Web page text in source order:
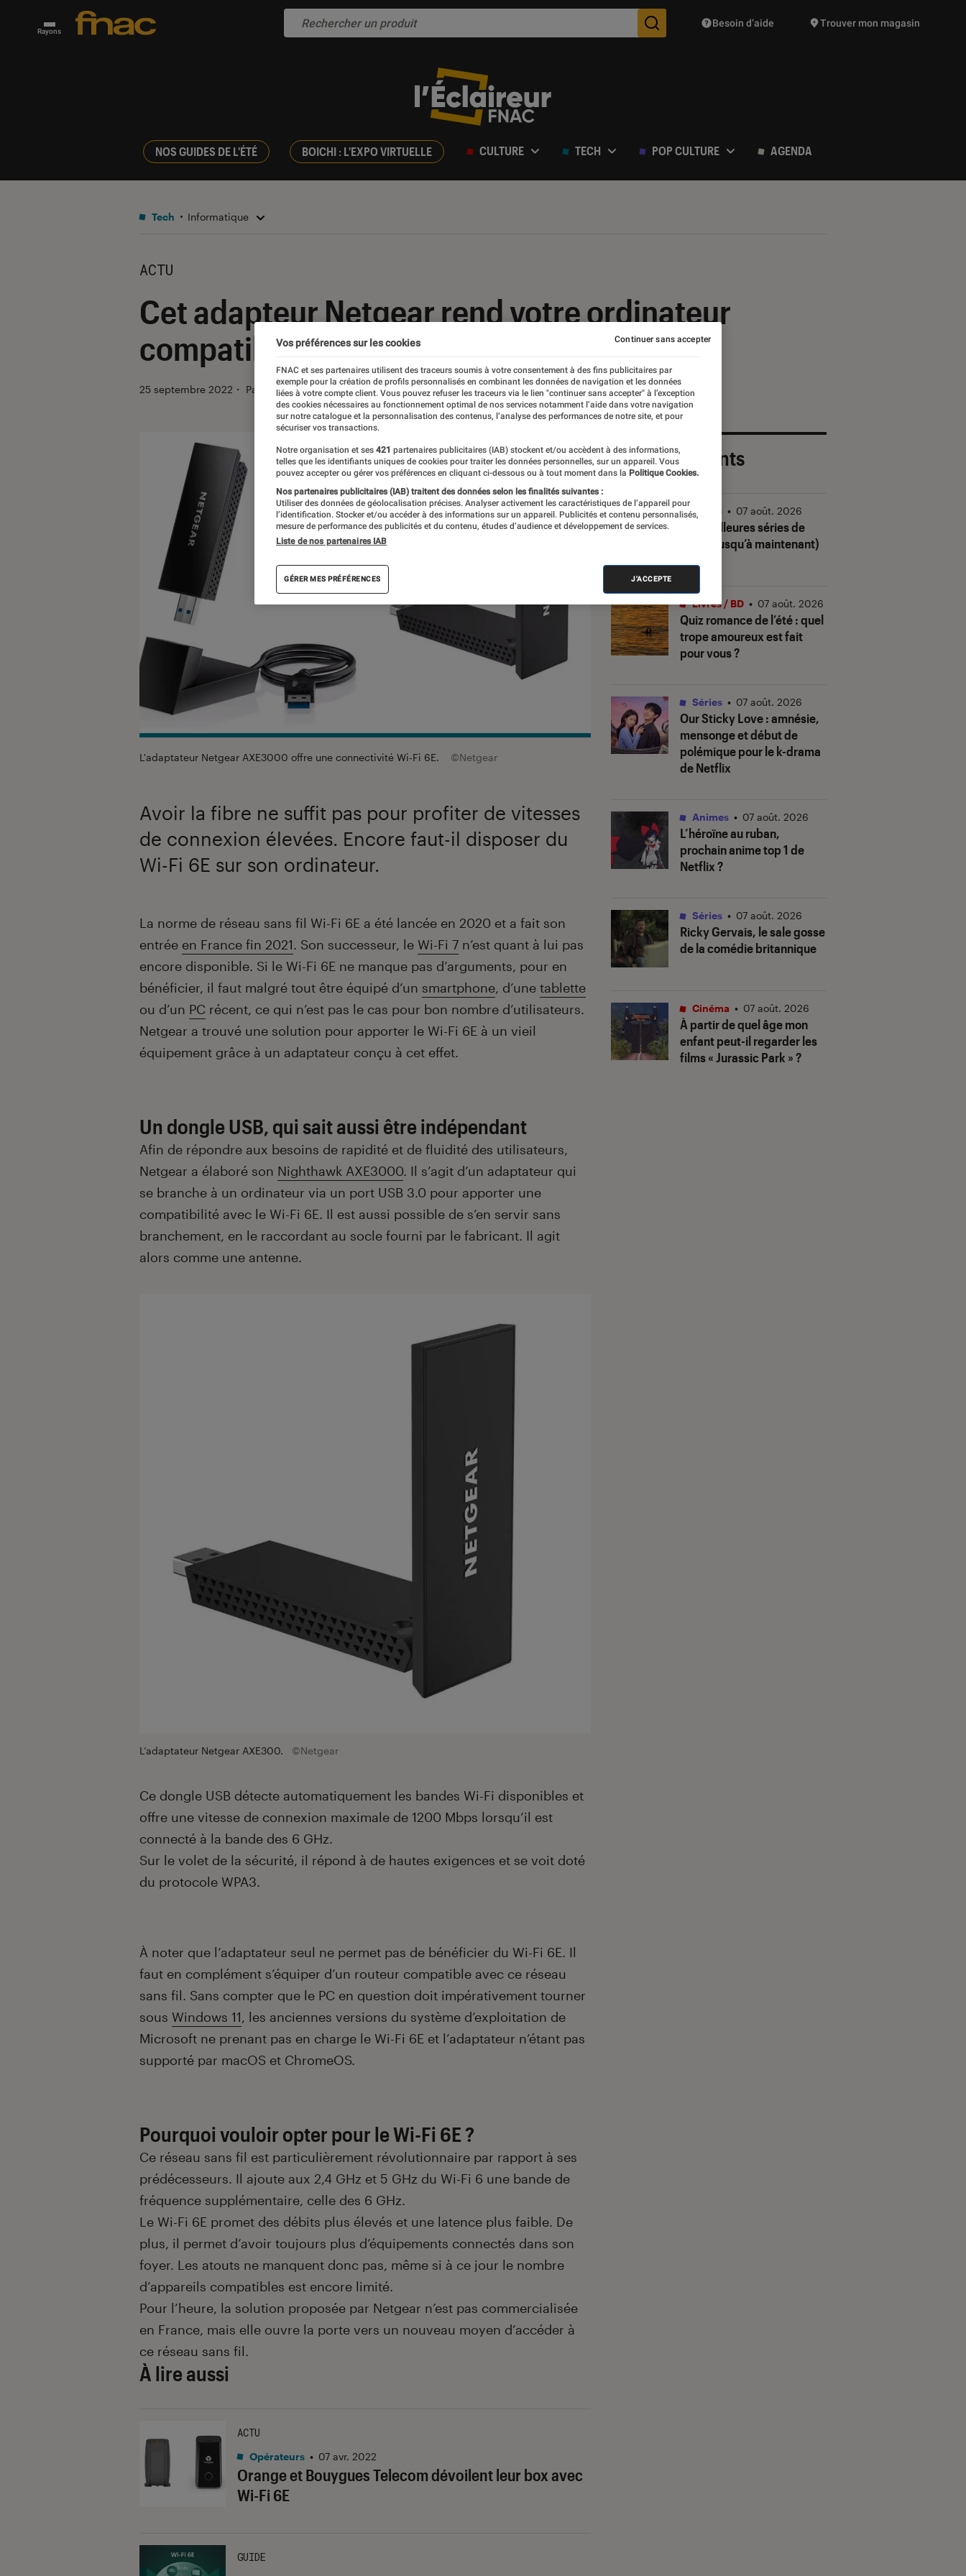
Rayons Des suggestions de produits vont vous être proposées
Besoin d’aide Trouver mon magasin
NOS GUIDES DE L'ÉTÉ BOICHI : L'EXPO VIRTUELLE CULTURE TECH POP CULTURE AGENDA
Tech Informatique
ACTU
Cet adapteur Netgear rend votre ordinateur
compatible Wi-Fi 6E
25 septembre 2022 ・ Par Johanna Godet
L'adaptateur Netgear AXE3000 offre une connectivité Wi-Fi 6E. ©Netgear
Avoir la fibre ne suffit pas pour profiter de vitesses
de connexion élevées. Encore faut-il disposer du
Wi-Fi 6E sur son ordinateur.
Introduction
La norme de réseau sans fil Wi-Fi 6E a été lancée en 2020 et a fait son
entrée en France fin 2021. Son successeur, le Wi-Fi 7 n’est quant à lui pas
encore disponible. Si le Wi-Fi 6E ne manque pas d’arguments, pour en
bénéficier, il faut malgré tout être équipé d’un smartphone, d’une tablette
ou d’un PC récent, ce qui n’est pas le cas pour bon nombre d’utilisateurs.
Netgear a trouvé une solution pour apporter le Wi-Fi 6E à un vieil
équipement grâce à un adaptateur conçu à cet effet.
Un dongle USB, qui sait aussi être indépendant
Afin de répondre aux besoins de rapidité et de fluidité des utilisateurs,
Netgear a élaboré son Nighthawk AXE3000. Il s’agit d’un adaptateur qui
se branche à un ordinateur via un port USB 3.0 pour apporter une
compatibilité avec le Wi-Fi 6E. Il est aussi possible de s’en servir sans
branchement, en le raccordant au socle fourni par le fabricant. Il agit
alors comme une antenne.
L’adaptateur Netgear AXE300. ©Netgear
Ce dongle USB détecte automatiquement les bandes Wi-Fi disponibles et
offre une vitesse de connexion maximale de 1200 Mbps lorsqu’il est
connecté à la bande des 6 GHz.
Sur le volet de la sécurité, il répond à de hautes exigences et se voit doté
du protocole WPA3.
À noter que l’adaptateur seul ne permet pas de bénéficier du Wi-Fi 6E. Il
faut en complément s’équiper d’un routeur compatible avec ce réseau
sans fil. Sans compter que le PC en question doit impérativement tourner
sous Windows 11, les anciennes versions du système d’exploitation de
Microsoft ne prenant pas en charge le Wi-Fi 6E et l’adaptateur n’étant pas
supporté par macOS et ChromeOS.
Pourquoi vouloir opter pour le Wi-Fi 6E ?
Ce réseau sans fil est particulièrement révolutionnaire par rapport à ses
prédécesseurs. Il ajoute aux 2,4 GHz et 5 GHz du Wi-Fi 6 une bande de
fréquence supplémentaire, celle des 6 GHz.
Le Wi-Fi 6E promet des débits plus élevés et une latence plus faible. De
plus, il permet d’avoir toujours plus d’équipements connectés dans son
foyer. Les atouts ne manquent donc pas, même si à ce jour le nombre
d’appareils compatibles est encore limité.
Pour l’heure, la solution proposée par Netgear n’est pas commercialisée
en France, mais elle ouvre la porte vers un nouveau moyen d’accéder à
ce réseau sans fil.
À lire aussi
Orange et Bouygues Telecom dévoilent leur box avec
Wi-Fi 6E
ACTU
Opérateurs • 07 avr. 2022
GUIDE
Les plus récents
Les meilleures séries de
2026 (jusqu’à maintenant)
Séries • 07 août. 2026
Quiz romance de l’été : quel
trope amoureux est fait
pour vous ?
Livres / BD • 07 août. 2026
Our Sticky Love: amnésie,
mensonge et début de
polémique pour le k-drama
de Netflix
Séries • 07 août. 2026
L’héroïne au ruban,
prochain anime top 1 de
Netflix ?
Animes • 07 août. 2026
Ricky Gervais, le sale gosse
de la comédie britannique
Séries • 07 août. 2026
À partir de quel âge mon
enfant peut-il regarder les
films « Jurassic Park » ?
Cinéma • 07 août. 2026
Vos préférences sur les cookies
FNAC et ses partenaires utilisent des traceurs soumis à votre consentement à des fins publicitaires par
exemple pour la création de profils personnalisés en combinant les données de navigation et les données
liées à votre compte client. Vous pouvez refuser les traceurs via le lien "continuer sans accepter" à l’exception
des cookies nécessaires au fonctionnement optimal de nos services notamment l’aide dans votre navigation
sur notre catalogue et la personnalisation des contenus, l’analyse des performances de notre site, et pour
sécuriser vos transactions.
Notre organisation et ses 421 partenaires publicitaires (IAB) stockent et/ou accèdent à des informations,
telles que les identifiants uniques de cookies pour traiter les données personnelles, sur un appareil. Vous
pouvez accepter ou gérer vos préférences en cliquant ci-dessous ou à tout moment dans la Politique Cookies.
Nos partenaires publicitaires (IAB) traitent des données selon les finalités suivantes :
Utiliser des données de géolocalisation précises. Analyser activement les caractéristiques de l’appareil pour
l’identification. Stocker et/ou accéder à des informations sur un appareil. Publicités et contenu personnalisés,
mesure de performance des publicités et du contenu, études d’audience et développement de services.
Liste de nos partenaires IAB
GÉRER MES PRÉFÉRENCES J'ACCEPTE
Continuer sans accepter